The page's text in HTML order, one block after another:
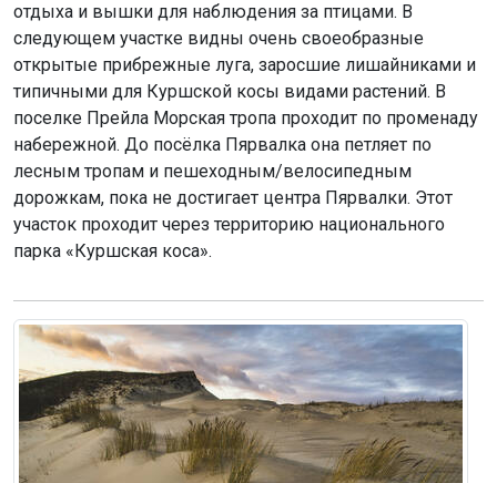
отдыха и вышки для наблюдения за птицами. В
следующем участке видны очень своеобразные
открытые прибрежные луга, заросшие лишайниками и
типичными для Куршской косы видами растений. В
поселке Прейла Морская тропа проходит по променаду
набережной. До посёлка Пярвалка она петляет по
лесным тропам и пешеходным/велосипедным
дорожкам, пока не достигает центра Пярвалки. Этот
участок проходит через территорию национального
парка «Куршская коса».